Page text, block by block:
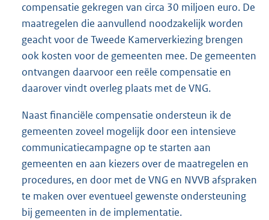
compensatie gekregen van circa 30 miljoen euro. De
maatregelen die aanvullend noodzakelijk worden
geacht voor de Tweede Kamerverkiezing brengen
ook kosten voor de gemeenten mee. De gemeenten
ontvangen daarvoor een reële compensatie en
daarover vindt overleg plaats met de VNG.
Naast financiële compensatie ondersteun ik de
gemeenten zoveel mogelijk door een intensieve
communicatiecampagne op te starten aan
gemeenten en aan kiezers over de maatregelen en
procedures, en door met de VNG en NVVB afspraken
te maken over eventueel gewenste ondersteuning
bij gemeenten in de implementatie.